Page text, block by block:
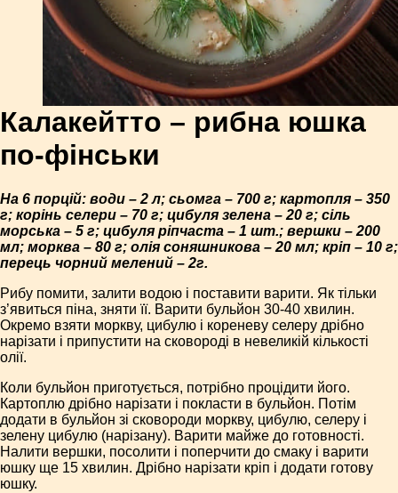
Калакейтто – рибна юшка
по-фінськи
На 6 порцій: води – 2 л; сьомга – 700 г; картопля – 350
г; корінь селери – 70 г; цибуля зелена – 20 г; сіль
морська – 5 г; цибуля ріпчаста – 1 шт.; вершки – 200
мл; морква – 80 г; олія соняшникова – 20 мл; кріп – 10 г;
перець чорний мелений – 2г.
Рибу помити, залити водою і поставити варити. Як тільки
з’явиться піна, зняти її. Варити бульйон 30-40 хвилин.
Окремо взяти моркву, цибулю і кореневу селеру дрібно
нарізати і припустити на сковороді в невеликій кількості
олії.
Коли бульйон приготується, потрібно процідити його.
Картоплю дрібно нарізати і покласти в бульйон. Потім
додати в бульйон зі сковороди моркву, цибулю, селеру і
зелену цибулю (нарізану). Варити майже до готовності.
Налити вершки, посолити і поперчити до смаку і варити
юшку ще 15 хвилин. Дрібно нарізати кріп і додати готову
юшку.